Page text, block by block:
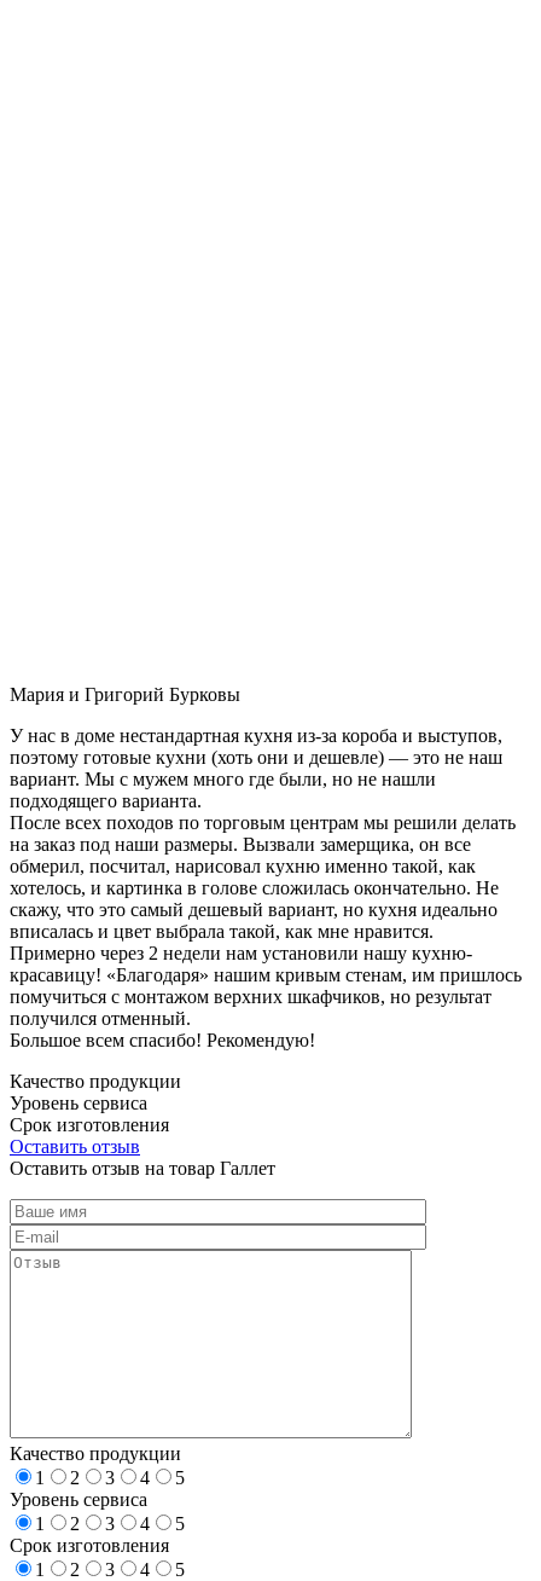
Мария и Григорий Бурковы
У нас в доме нестандартная кухня из-за короба и выступов,
поэтому готовые кухни (хоть они и дешевле) — это не наш
вариант. Мы с мужем много где были, но не нашли
подходящего варианта.
После всех походов по торговым центрам мы решили делать
на заказ под наши размеры. Вызвали замерщика, он все
обмерил, посчитал, нарисовал кухню именно такой, как
хотелось, и картинка в голове сложилась окончательно. Не
скажу, что это самый дешевый вариант, но кухня идеально
вписалась и цвет выбрала такой, как мне нравится.
Примерно через 2 недели нам установили нашу кухню-
красавицу! «Благодаря» нашим кривым стенам, им пришлось
помучиться с монтажом верхних шкафчиков, но результат
получился отменный.
Большое всем спасибо! Рекомендую!
Качество продукции
Уровень сервиса
Срок изготовления
Оставить отзыв
Оставить отзыв на товар Галлет
Качество продукции
1
2 3 4
5
Уровень сервиса
1
2 3 4
5
Срок изготовления
1
2 3 4
5